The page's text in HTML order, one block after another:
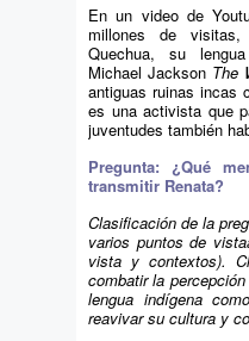
En un video de
millones de
Quechua, su
Michael Jackson The
antiguas ruinas incas
es una activista que
juventudes también
Pregunta: ¿Qué
transmitir Renata?
Clasificación de la
varios puntos de
vista y contextos).
combatir la
lengua indígena
reavivar su cultura y